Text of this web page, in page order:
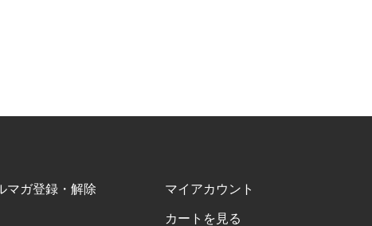
マガ登録・解除 マイアカウント
カートを見る